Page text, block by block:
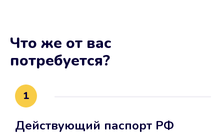
Что же от вас
потребуется?
1
Действующий паспорт РФ